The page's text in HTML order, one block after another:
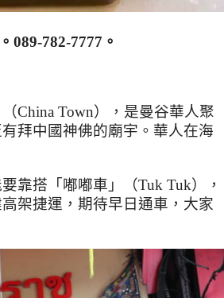
。 089-782-7777 。
China Town），是曼谷華人聚
拜中國神佛的廟宇。華人在海
靠搭「嘟嘟車」（Tuk Tuk），
架捷運，期待早日通車，大家